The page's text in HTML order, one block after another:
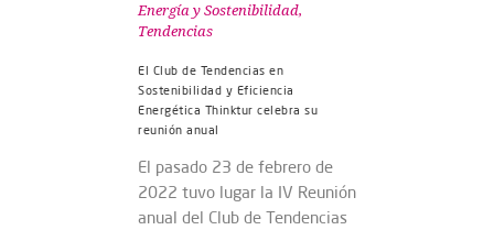
Energía y Sostenibilidad,
Tendencias
El Club de Tendencias en
Sostenibilidad y Eficiencia
Energética Thinktur celebra su
reunión anual
El pasado 23 de febrero de
2022 tuvo lugar la IV Reunión
anual del Club de Tendencias